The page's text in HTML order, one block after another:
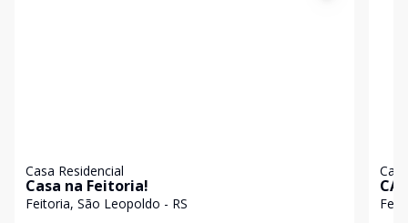
Casa Residencial
Casa na Feitoria!
Feitoria, São Leopoldo - RS